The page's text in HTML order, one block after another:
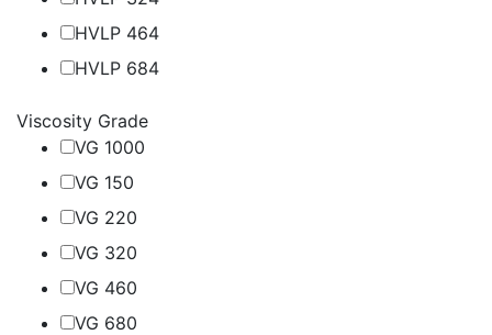
HVLP 464
HVLP 684
Viscosity Grade
VG 1000
VG 150
VG 220
VG 320
VG 460
VG 680